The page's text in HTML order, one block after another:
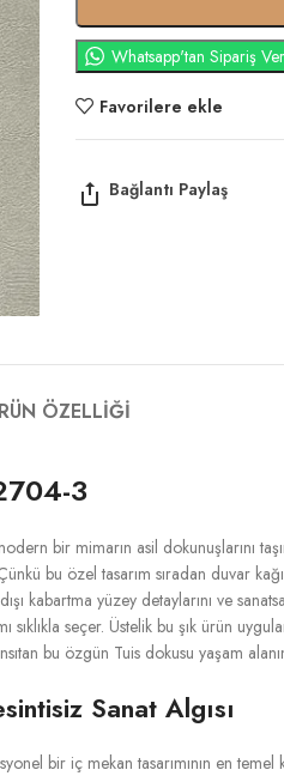
Whatsapp'tan Sipariş Ver
Favorilere ekle
ÖZELLIĞI
3
bir mimarın asil dokunuşlarını
bu özel tasarım sıradan duvar
kabartma yüzey detaylarını ve
seçer. Üstelik bu şık ürün
bu özgün Tuis dokusu yaşam
Sanat Algısı
bir iç mekan tasarımının en